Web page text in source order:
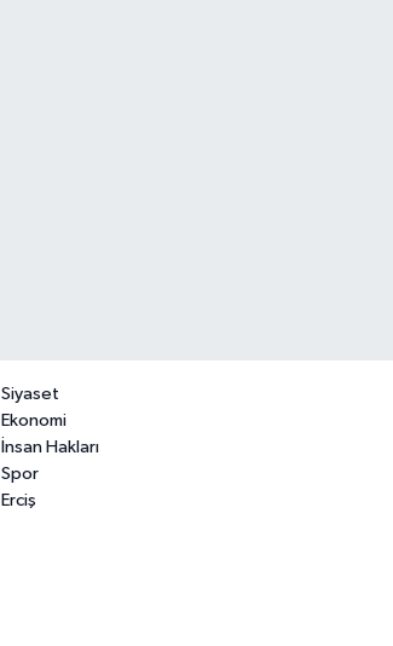
Siyaset
Ekonomi
İnsan Hakları
Spor
Erciş